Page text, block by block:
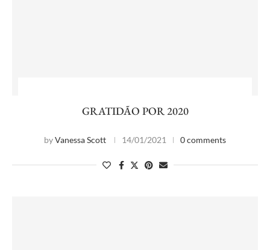
GRATIDÃO POR 2020
byVanessa Scott 14/01/2021 0 comments